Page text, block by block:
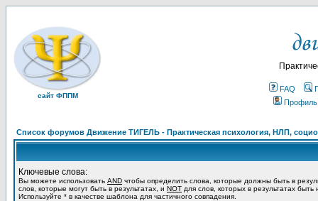
сайт ФППМ
FAQ
Профиль
Список форумов Движение ТИГЕЛЬ - Практическая психология, НЛП,
Ключевые слова:
Вы можете использовать AND чтобы определить слова, которые должны быть в
слов, которые могут быть в результатах, и NOT для слов, которых в результатах
Используйте * в качестве шаблона для частичного совпадения.